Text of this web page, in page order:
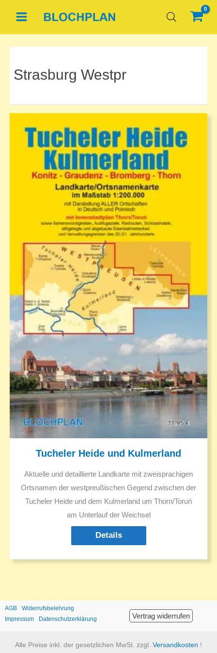
Inhalt
springen
Strasburg Westpr
Tucheler Heide und Kulmerland
Aktuelle und detaillierte Landkarte mit zweisprachigen
Ortsnamen der westpreußischen Gegend zwischen der
Tucheler Heide und dem Kulmerland um Thorn/Toruń
am Unterlauf der Weichsel
Details
AGB
Widerrufsbelehrung
Impressum
Datenschutzerklärung Vertrag widerrufen
Alle Preise inkl. der gesetzlichen MwSt. zzgl. Versandkosten !